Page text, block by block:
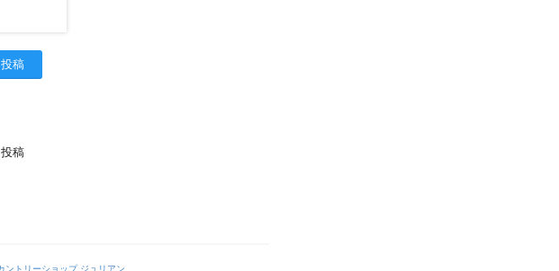
稿
稿
ントリーショップ ジュリアン